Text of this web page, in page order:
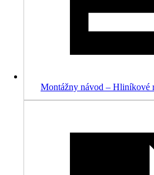
Montážny návod – Hliníkové